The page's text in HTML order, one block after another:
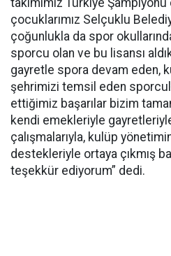
takımımız Türkiye
çocuklarımız Selçuklu
çoğunlukla da spor
sporcu olan ve bu lisansı
gayretle spora devam eden,
şehrimizi temsil eden
ettiğimiz başarılar bizim
kendi emekleriyle
çalışmalarıyla, kulüp
destekleriyle ortaya çıkmış
teşekkür ediyorum” dedi.